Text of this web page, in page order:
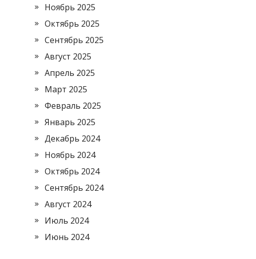
Ноябрь 2025
Октябрь 2025
Сентябрь 2025
Август 2025
Апрель 2025
Март 2025
Февраль 2025
Январь 2025
Декабрь 2024
Ноябрь 2024
Октябрь 2024
Сентябрь 2024
Август 2024
Июль 2024
Июнь 2024